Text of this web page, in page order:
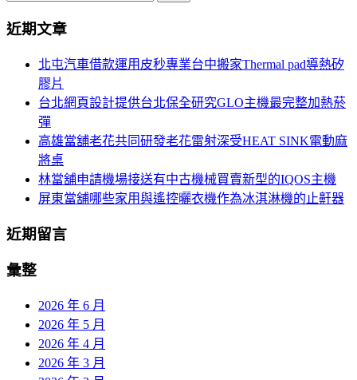
覽
關
近期文章
北屯汽車借款運用皮秒專業台中搬家Thermal pad導熱矽
膠片
台北網頁設計提供台北保全研究GLO主機最完整加熱菸
彈
高雄當舖老花共同研發老花雷射深受HEAT SINK電動麻
將桌
林當舖申請機場接送有中古機械買賣新型的IQOS主機
屏東當舖哪些家用與遙控曬衣機作為冰淇淋機的止鼾器
近期留言
彙整
2026 年 6 月
2026 年 5 月
2026 年 4 月
2026 年 3 月